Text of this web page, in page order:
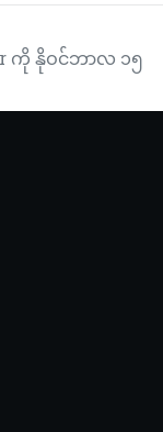
ကို နိုဝင်ဘာလ ၁၅